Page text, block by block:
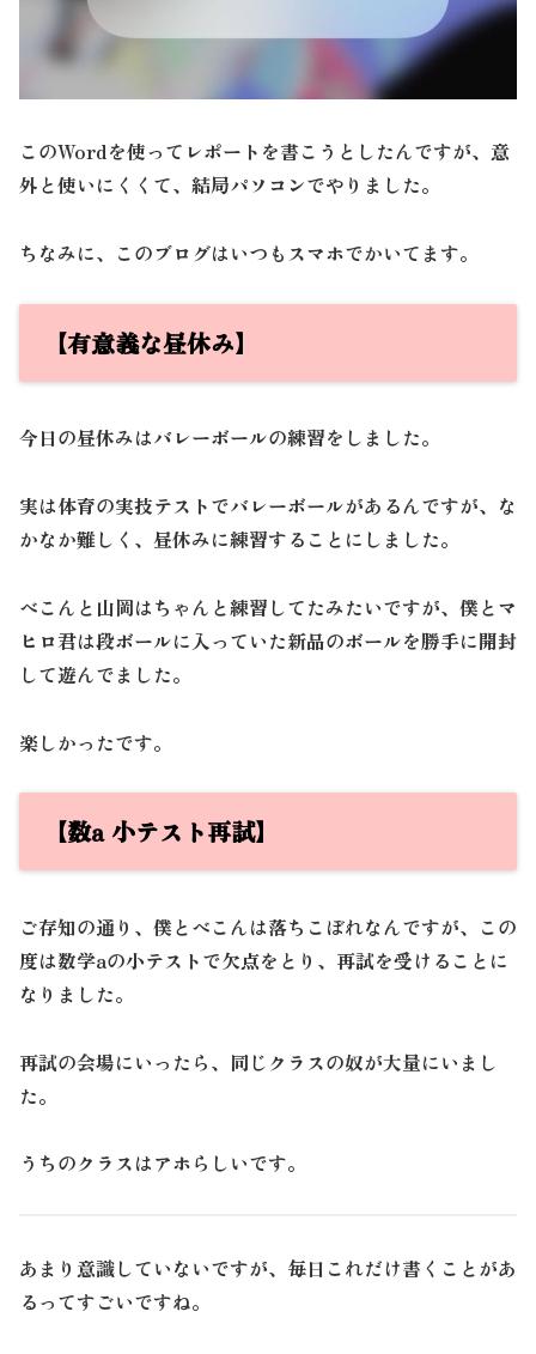
このWordを使ってレポートを書こうとしたんですが、意
外と使いにくくて、結局パソコンでやりました。
ちなみに、このブログはいつもスマホでかいてます。
【有意義な昼休み】
今日の昼休みはバレーボールの練習をしました。
実は体育の実技テストでバレーボールがあるんですが、な
かなか難しく、昼休みに練習することにしました。
べこんと山岡はちゃんと練習してたみたいですが、僕とマ
ヒロ君は段ボールに入っていた新品のボールを勝手に開封
して遊んでました。
楽しかったです。
【数a 小テスト再試】
ご存知の通り、僕とべこんは落ちこぼれなんですが、この
度は数学aの小テストで欠点をとり、再試を受けることに
なりました。
再試の会場にいったら、同じクラスの奴が大量にいまし
た。
うちのクラスはアホらしいです。
あまり意識していないですが、毎日これだけ書くことがあ
るってすごいですね。